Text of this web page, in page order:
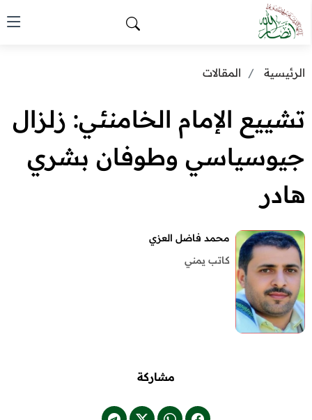
الرئيسية المقالات
تشييع الإمام الخامنئي: زلزال
جيوسياسي وطوفان بشري
هادر
محمد فاضل العزي
كاتب يمني
مشاركة